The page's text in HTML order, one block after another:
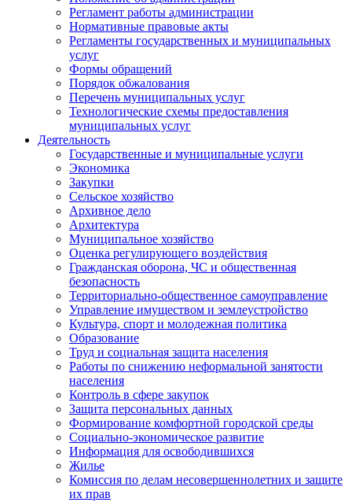
Регламент работы администрации
Нормативные правовые акты
Регламенты государственных и муниципальных
услуг
Формы обращений
Порядок обжалования
Перечень муниципальных услуг
Технологические схемы предоставления
муниципальных услуг
Деятельность
Государственные и муниципальные услуги
Экономика
Закупки
Сельское хозяйство
Архивное дело
Архитектура
Муниципальное хозяйство
Оценка регулирующего воздействия
Гражданская оборона, ЧС и общественная
безопасность
Территориально-общественное самоуправление
Управление имуществом и землеустройство
Культура, спорт и молодежная политика
Образование
Труд и социальная защита населения
Работы по снижению неформальной занятости
населения
Контроль в сфере закупок
Защита персональных данных
Формирование комфортной городской среды
Социально-экономическое развитие
Информация для освободившихся
Жилье
Комиссия по делам несовершеннолетних и защите
их прав